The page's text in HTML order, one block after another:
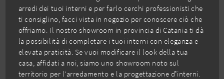
arredi dei tuoi interni e per farlo cerchi professionisti che
ti consiglino, facci vista in negozio per conoscere ciò che
offriamo. Il nostro showroom in provincia di Catania ti dà
la possibilità di completare i tuoi interni con eleganza e
elevata praticità. Se vuoi modificare il look della tua
casa, affidati a noi, siamo uno showroom noto sul
territorio per l'arredamento e la progettazione d’interni.